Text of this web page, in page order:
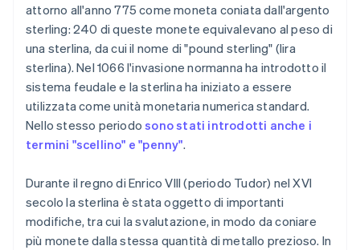
attorno all'anno 775 come moneta coniata dall'argento
sterling: 240 di queste monete equivalevano al peso di
una sterlina, da cui il nome di "pound sterling" (lira
sterlina). Nel 1066 l'invasione normanna ha introdotto il
sistema feudale e la sterlina ha iniziato a essere
utilizzata come unità monetaria numerica standard.
Nello stesso periodosono stati introdotti anche i
termini "scellino" e "penny".
Durante il regno di Enrico VIII (periodo Tudor) nel XVI
secolo la sterlina è stata oggetto di importanti
modifiche, tra cui la svalutazione, in modo da coniare
più monete dalla stessa quantità di metallo prezioso. In